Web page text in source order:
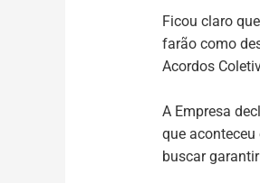
Ficou claro
farão como
Acordos
A Empresa
que
buscar